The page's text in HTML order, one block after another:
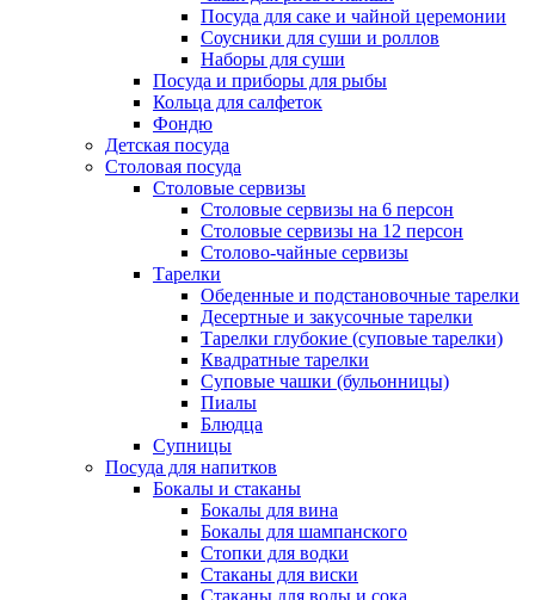
Посуда для саке и чайной церемонии
Соусники для суши и роллов
Наборы для суши
Посуда и приборы для рыбы
Кольца для салфеток
Фондю
Детская посуда
Столовая посуда
Столовые сервизы
Столовые сервизы на 6 персон
Столовые сервизы на 12 персон
Столово-чайные сервизы
Тарелки
Обеденные и подстановочные тарелки
Десертные и закусочные тарелки
Тарелки глубокие (суповые тарелки)
Квадратные тарелки
Суповые чашки (бульонницы)
Пиалы
Блюдца
Супницы
Посуда для напитков
Бокалы и стаканы
Бокалы для вина
Бокалы для шампанского
Стопки для водки
Стаканы для виски
Стаканы для воды и сока